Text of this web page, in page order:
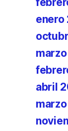
enero
abril